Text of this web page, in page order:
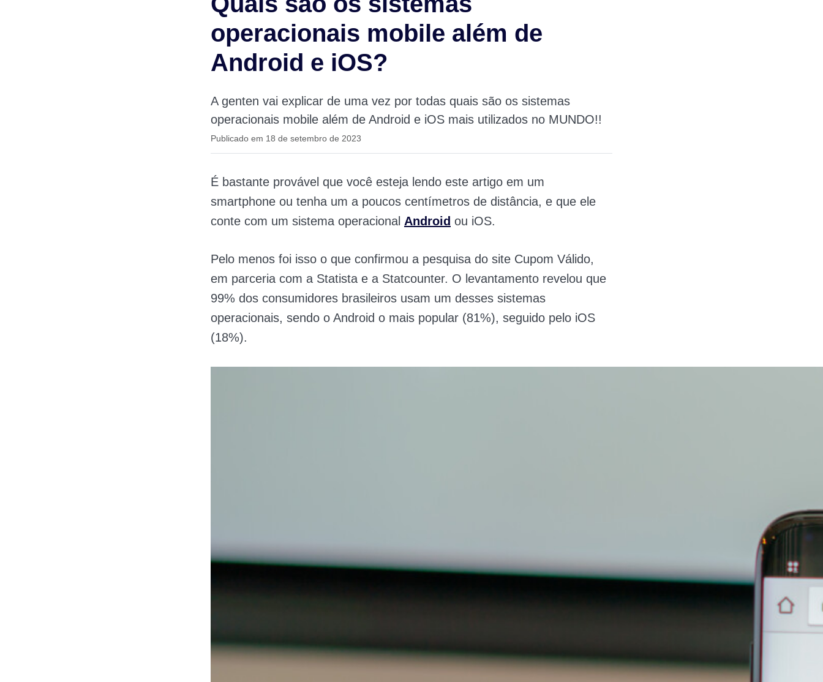
operacionais mobile além de
Android e iOS?
A genten vai explicar de uma vez por todas quais são os sistemas
operacionais mobile além de Android e iOS mais utilizados no MUNDO!!
Publicado em 18 de setembro de 2023
É bastante provável que você esteja lendo este artigo em um
smartphone ou tenha um a poucos centímetros de distância, e que ele
conte com um sistema operacional Android ou iOS.
Pelo menos foi isso o que confirmou a pesquisa do site Cupom Válido,
em parceria com a Statista e a Statcounter. O levantamento revelou que
99% dos consumidores brasileiros usam um desses sistemas
operacionais, sendo o Android o mais popular (81%), seguido pelo iOS
(18%).